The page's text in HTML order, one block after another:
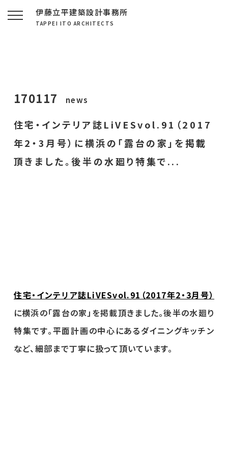
伊藤立平建築設計事務所
TAPPEI ITO ARCHITECTS
170117 news
住宅・インテリア誌LiVESvol.91（2017
年2・3月号）に横浜の「露台の家」を掲載
頂きました。後半の水廻り特集で...
住宅・インテリア誌LiVESvol.91（2017年2・3月号）
に横浜の「露台の家」を掲載頂きました。後半の水廻り
特集です。平面計画の中心にあるダイニングキッチン
など、細部まで丁寧に扱って頂いています。